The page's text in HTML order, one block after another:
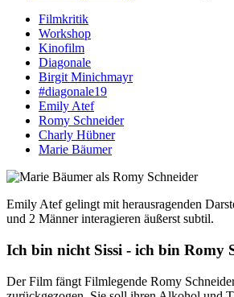
Filmkritik
Workshop
Kinofilm
Diagonale
Birgit Minichmayr
#diagonale19
Emily Atef
Romy Schneider
Charly Hübner
Marie Bäumer
Emily Atef gelingt mit herausragenden
und 2 Männer interagieren äußerst subtil.
Ich bin nicht Sissi - ich bin Romy
Der Film fängt Filmlegende Romy